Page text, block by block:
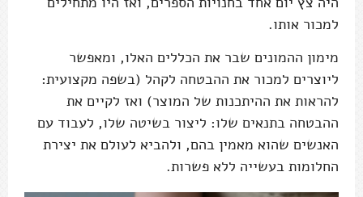
למכור אותו.
מימון ההמונים שבר את הכללים האלו, ומאפשר
ליוצרים למכור את ההבטחה לקהל (בשפה מקצועית:
להראות את ההיתכנות של המוצר) ואז לקיים את
ההבטחה בתנאים שלו: ליצור בשיטה שלו, לעבוד עם
האנשים שהוא מאמין בהם, ולהביא לעולם את יצירת
החלומות בעשייה ללא פשרות.